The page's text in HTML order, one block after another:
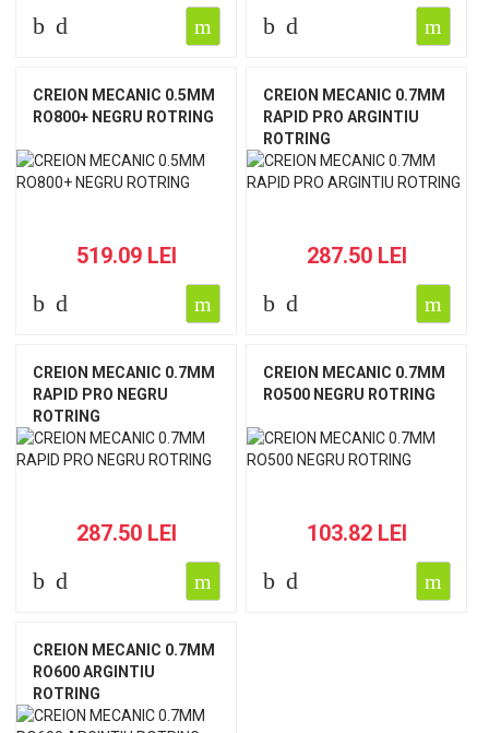
CREION MECANIC 0.5MM
RO800+ NEGRU ROTRING
519.09 LEI
CREION MECANIC 0.7MM
RAPID PRO ARGINTIU
ROTRING
287.50 LEI
CREION MECANIC 0.7MM
RAPID PRO NEGRU
ROTRING
287.50 LEI
CREION MECANIC 0.7MM
RO500 NEGRU ROTRING
103.82 LEI
CREION MECANIC 0.7MM
RO600 ARGINTIU
ROTRING